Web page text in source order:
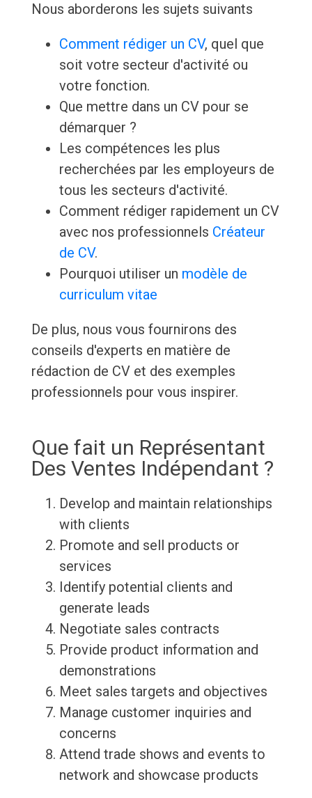
Nous aborderons les sujets suivants
Comment rédiger un CV, quel que
soit votre secteur d'activité ou
votre fonction.
Que mettre dans un CV pour se
démarquer ?
Les compétences les plus
recherchées par les employeurs de
tous les secteurs d'activité.
Comment rédiger rapidement un CV
avec nos professionnels Créateur
de CV.
Pourquoi utiliser un modèle de
curriculum vitae
De plus, nous vous fournirons des
conseils d'experts en matière de
rédaction de CV et des exemples
professionnels pour vous inspirer.
Que fait un Représentant
Des Ventes Indépendant ?
Develop and maintain relationships
with clients
Promote and sell products or
services
Identify potential clients and
generate leads
Negotiate sales contracts
Provide product information and
demonstrations
Meet sales targets and objectives
Manage customer inquiries and
concerns
Attend trade shows and events to
network and showcase products